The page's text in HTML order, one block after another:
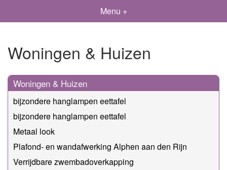
Menu +
Woningen & Huizen
Woningen & Huizen
bijzondere hanglampen eettafel
bijzondere hanglampen eettafel
Metaal look
Plafond- en wandafwerking Alphen aan den Rijn
Verrijdbare zwembadoverkapping